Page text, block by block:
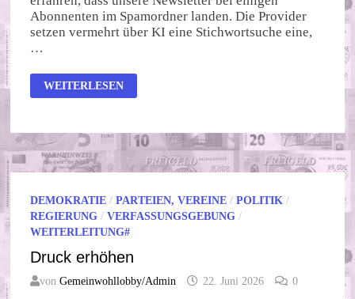
Abonnenten im Spamordner landen. Die Provider
setzen vermehrt über KI eine Stichwortsuche eine,
…
GEMEINWOHL-
NEWS
WEITERLESEN
DEMOKRATIE /PARTEIEN, VEREINE /POLITIK /
REGIERUNG /VERFASSUNGSGEBUNG /
WEITERLEITUNG#
Druck erhöhen
vonGemeinwohllobby/Admin 22. Juni 2026 0